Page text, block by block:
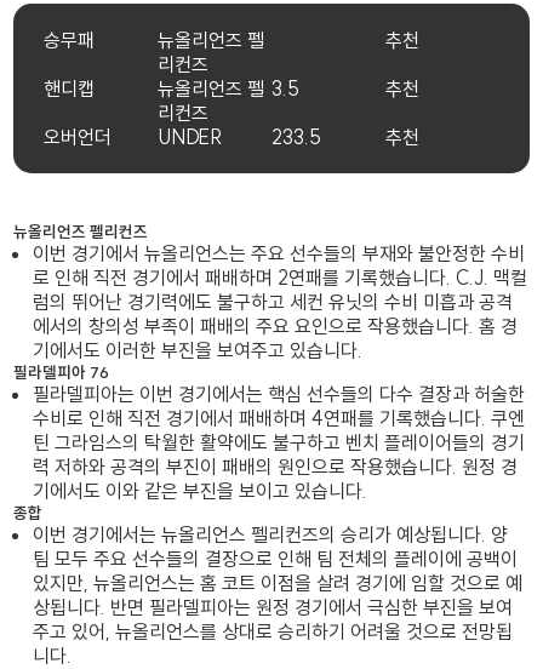
승무패
뉴올리언즈 펠
리컨즈
추천
핸디캡
뉴올리언즈 펠
리컨즈
3.5
추천
오버언더
UNDER 233.5 추천
뉴올리언즈 펠리컨즈
이번 경기에서 뉴올리언스는 주요 선수들의 부재와 불안정한 수비
로 인해 직전 경기에서 패배하며 2연패를 기록했습니다. C.J. 맥컬
럼의 뛰어난 경기력에도 불구하고 세컨 유닛의 수비 미흡과 공격
에서의 창의성 부족이 패배의 주요 요인으로 작용했습니다. 홈 경
기에서도 이러한 부진을 보여주고 있습니다.
필라델피아 76
필라델피아는 이번 경기에서는 핵심 선수들의 다수 결장과 허술한
수비로 인해 직전 경기에서 패배하며 4연패를 기록했습니다. 쿠엔
틴 그라임스의 탁월한 활약에도 불구하고 벤치 플레이어들의 경기
력 저하와 공격의 부진이 패배의 원인으로 작용했습니다. 원정 경
기에서도 이와 같은 부진을 보이고 있습니다.
종합
이번 경기에서는 뉴올리언스 펠리컨즈의 승리가 예상됩니다. 양
팀 모두 주요 선수들의 결장으로 인해 팀 전체의 플레이에 공백이
있지만, 뉴올리언스는 홈 코트 이점을 살려 경기에 임할 것으로 예
상됩니다. 반면 필라델피아는 원정 경기에서 극심한 부진을 보여
주고 있어, 뉴올리언스를 상대로 승리하기 어려울 것으로 전망됩
니다.